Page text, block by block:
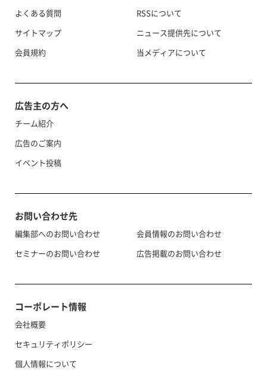
よくある質問
サイトマップ
会員規約
RSSについて
ニュース提供先について
当メディアについて
広告主の方へ
チーム紹介
広告のご案内
イベント投稿
お問い合わせ先
編集部へのお問い合わせ
セミナーのお問い合わせ
会員情報のお問い合わせ
広告掲載のお問い合わせ
コーポレート情報
会社概要
セキュリティポリシー
個人情報について